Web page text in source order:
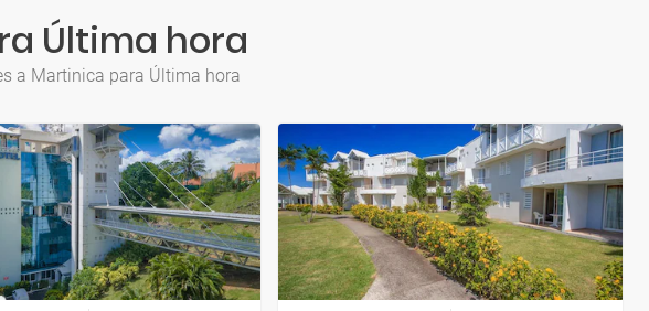
Última hora
a Martinica para Última hora